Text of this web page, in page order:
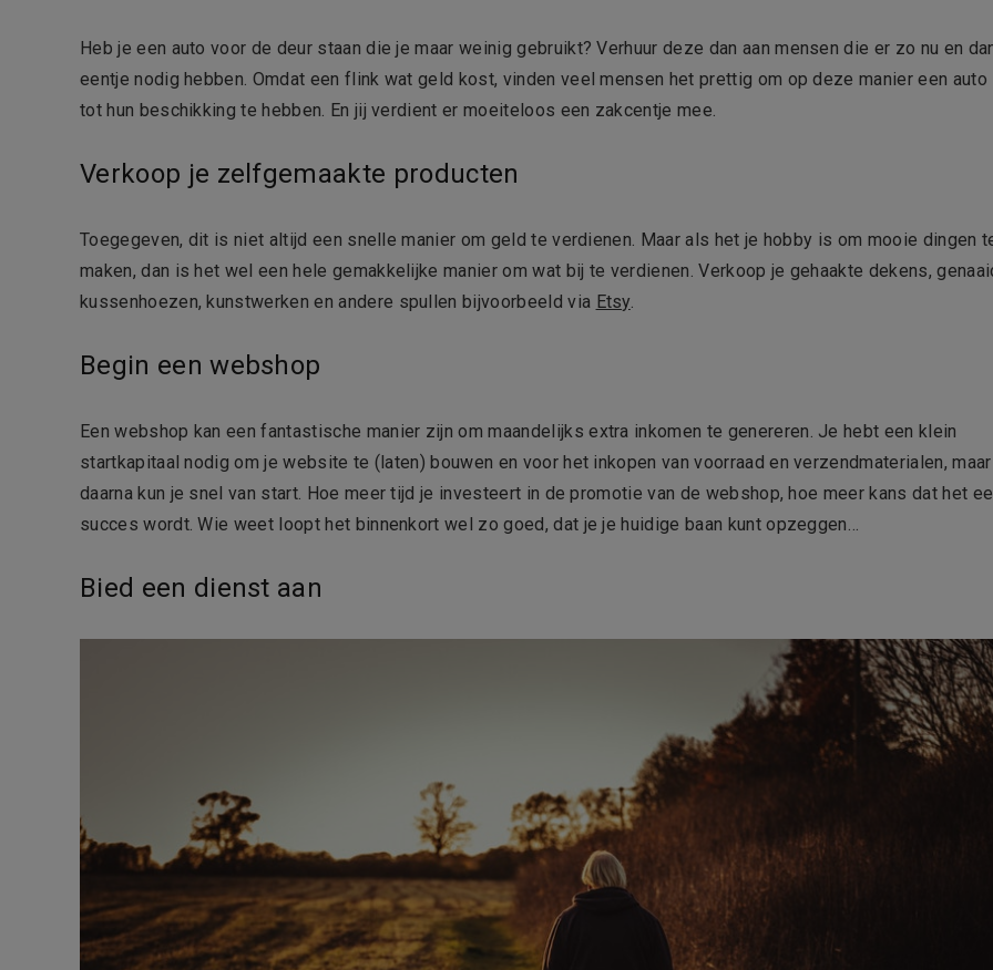
Heb je een auto voor de deur staan die je maar weinig gebruikt? Verhuur deze dan aan mensen die er zo nu en
eentje nodig hebben. Omdat een flink wat geld kost, vinden veel mensen het prettig om op deze manier een auto
tot hun beschikking te hebben. En jij verdient er moeiteloos een zakcentje mee.
Verkoop je zelfgemaakte producten
Toegegeven, dit is niet altijd een snelle manier om geld te verdienen. Maar als het je hobby is om mooie dingen
maken, dan is het wel een hele gemakkelijke manier om wat bij te verdienen. Verkoop je gehaakte dekens,
kussenhoezen, kunstwerken en andere spullen bijvoorbeeld via Etsy.
Begin een webshop
Een webshop kan een fantastische manier zijn om maandelijks extra inkomen te genereren. Je hebt een klein
startkapitaal nodig om je website te (laten) bouwen en voor het inkopen van voorraad en verzendmaterialen, maar
daarna kun je snel van start. Hoe meer tijd je investeert in de promotie van de webshop, hoe meer kans dat het
succes wordt. Wie weet loopt het binnenkort wel zo goed, dat je je huidige baan kunt opzeggen…
Bied een dienst aan